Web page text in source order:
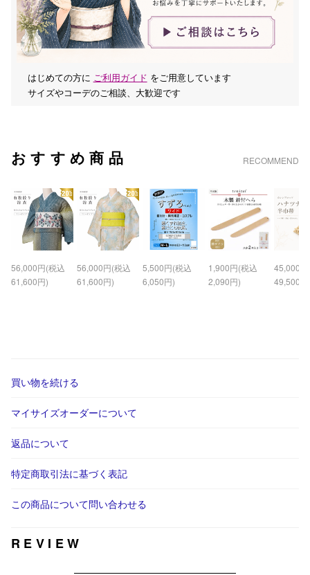
はじめての方に ご利用ガイド をご用意しています
サイズやコーデのご相談、大歓迎です
おすすめ商品 RECOMMEND
56,000円(税込
61,600円)
56,000円(税込
61,600円)
5,500円(税込
6,050円)
1,900円(税込
2,090円)
45,000
49,500
買い物を続ける
マイサイズオーダーについて
返品について
特定商取引法に基づく表記
この商品について問い合わせる
REVIEW